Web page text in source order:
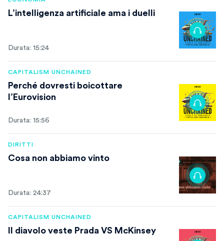
L’intelligenza artificiale ama i duelli
Durata: 15:24
CAPITALISM UNCHAINED
Perché dovresti boicottare
l’Eurovision
Durata: 15:56
DIRITTI
Cosa non abbiamo vinto
Durata: 24:37
CAPITALISM UNCHAINED
Il diavolo veste Prada VS McKinsey